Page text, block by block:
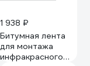
1 938 ₽
Битумная лента
для монтажа
инфракрасного